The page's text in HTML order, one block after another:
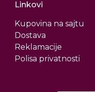
Linkovi
Kupovina na sajtu
Dostava
Reklamacije
Polisa privatnosti